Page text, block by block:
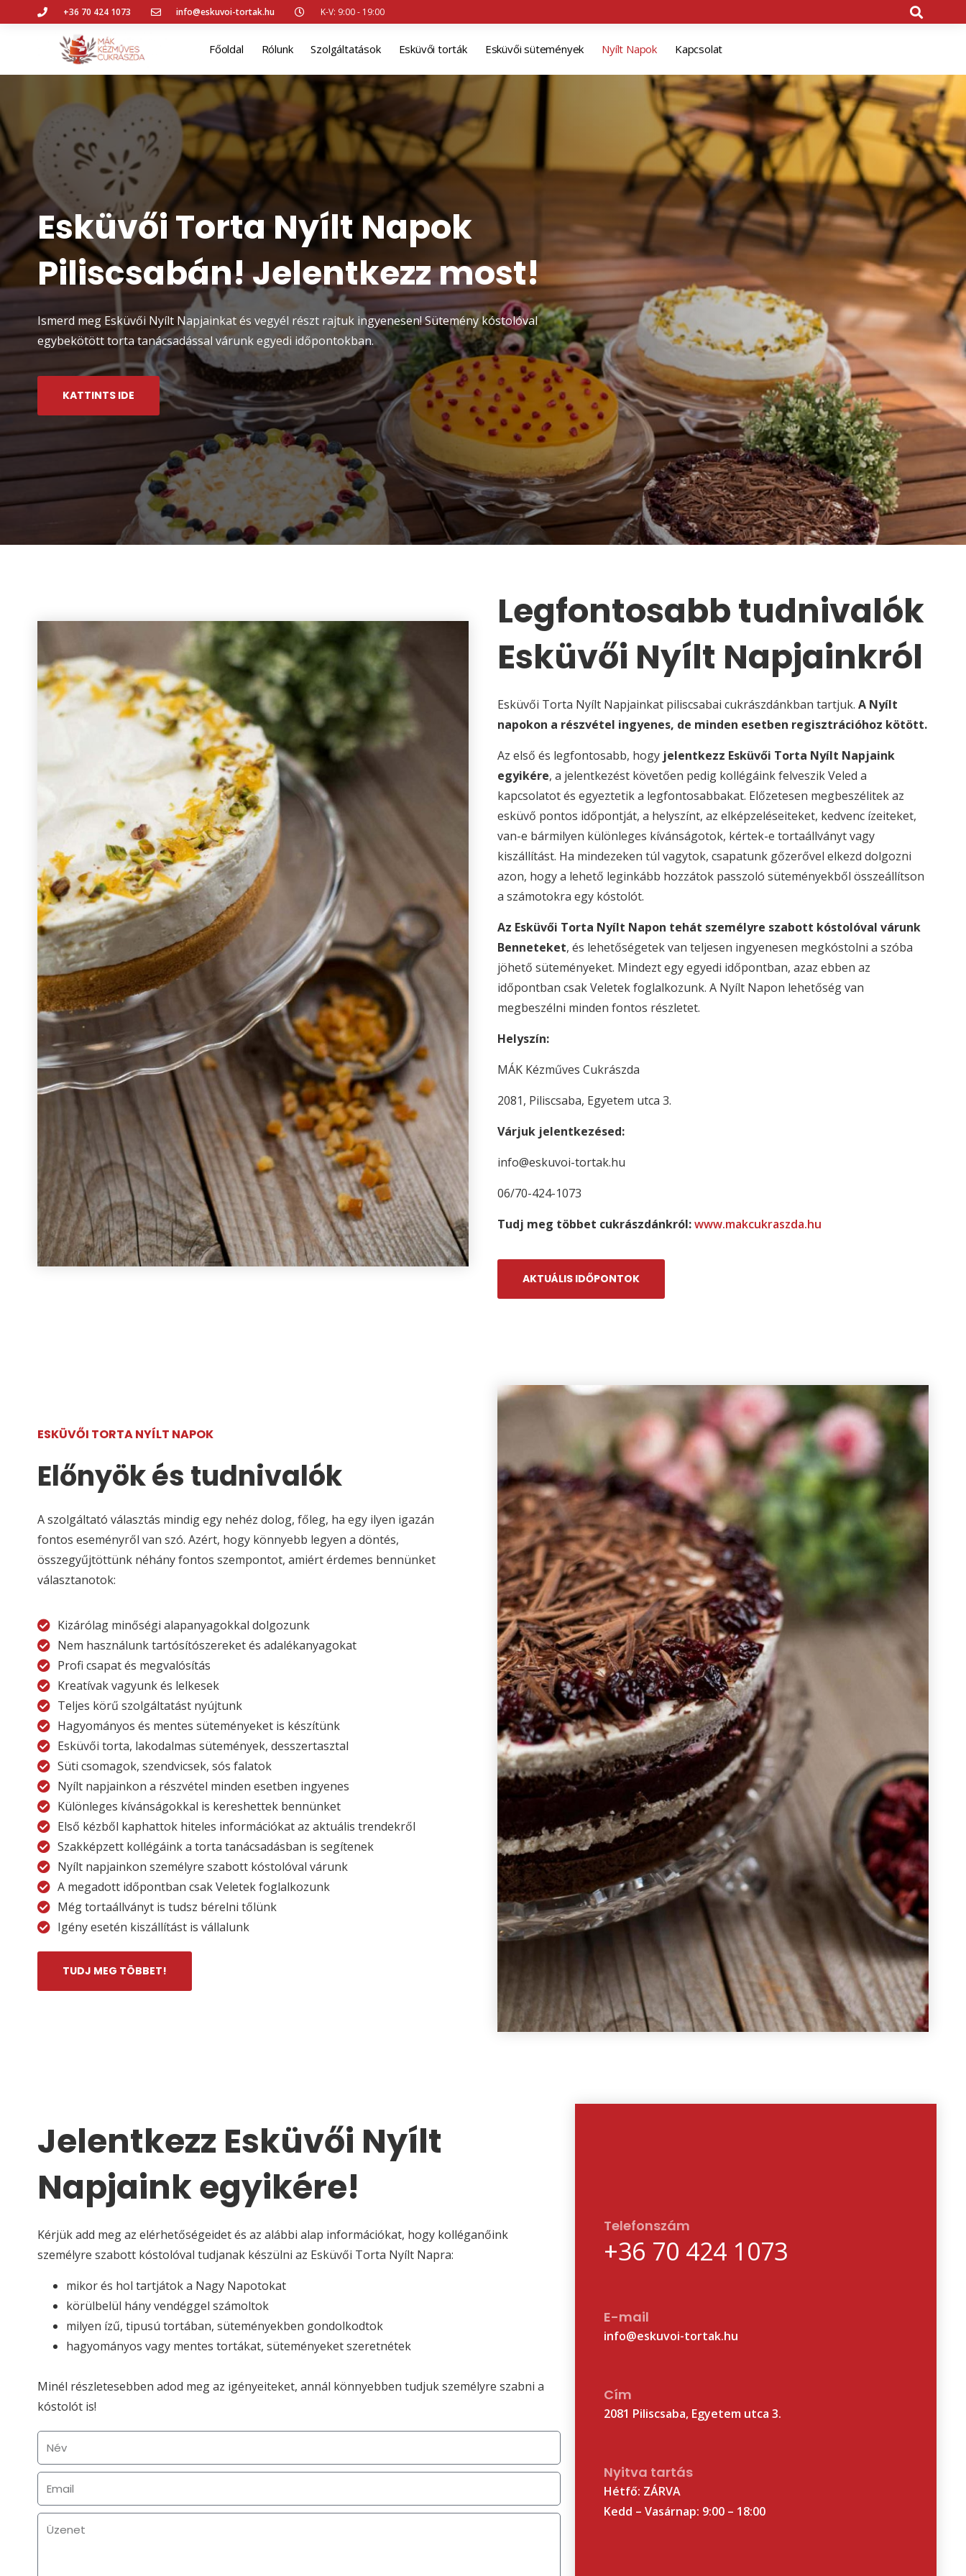
+36 70 424 1073 info@eskuvoi-tortak.hu K-V: 9:00 - 19:00
Főoldal Rólunk Szolgáltatások Esküvői torták Esküvői sütemények Nyílt Napok Kapcsolat
Esküvői Torta Nyílt Napok
Piliscsabán! Jelentkezz most!
Ismerd meg Esküvői Nyílt Napjainkat és vegyél részt rajtuk ingyenesen! Sütemény kóstolóval
egybekötött torta tanácsadással várunk egyedi időpontokban.
KATTINTS IDE
Legfontosabb tudnivalók
Esküvői Nyílt Napjainkról
Esküvői Torta Nyílt Napjainkat piliscsabai cukrászdánkban tartjuk. A Nyílt
napokon a részvétel ingyenes, de minden esetben regisztrációhoz kötött.
Az első és legfontosabb, hogy jelentkezz Esküvői Torta Nyílt Napjaink
egyikére, a jelentkezést követően pedig kollégáink felveszik Veled a
kapcsolatot és egyeztetik a legfontosabbakat. Előzetesen megbeszélitek az
esküvő pontos időpontját, a helyszínt, az elképzeléseiteket, kedvenc ízeiteket,
van-e bármilyen különleges kívánságotok, kértek-e tortaállványt vagy
kiszállítást. Ha mindezeken túl vagytok, csapatunk gőzerővel elkezd dolgozni
azon, hogy a lehető leginkább hozzátok passzoló süteményekből összeállítson
a számotokra egy kóstolót.
Az Esküvői Torta Nyílt Napon tehát személyre szabott kóstolóval várunk
Benneteket, és lehetőségetek van teljesen ingyenesen megkóstolni a szóba
jöhető süteményeket. Mindezt egy egyedi időpontban, azaz ebben az
időpontban csak Veletek foglalkozunk. A Nyílt Napon lehetőség van
megbeszélni minden fontos részletet.
Helyszín:
MÁK Kézműves Cukrászda
2081, Piliscsaba, Egyetem utca 3.
Várjuk jelentkezésed:
info@eskuvoi-tortak.hu
06/70-424-1073
Tudj meg többet cukrászdánkról:www.makcukraszda.hu
AKTUÁLIS IDŐPONTOK
ESKÜVŐI TORTA NYÍLT NAPOK
Előnyök és tudnivalók
A szolgáltató választás mindig egy nehéz dolog, főleg, ha egy ilyen igazán
fontos eseményről van szó. Azért, hogy könnyebb legyen a döntés,
összegyűjtöttünk néhány fontos szempontot, amiért érdemes bennünket
választanotok:
Kizárólag minőségi alapanyagokkal dolgozunk
Nem használunk tartósítószereket és adalékanyagokat
Profi csapat és megvalósítás
Kreatívak vagyunk és lelkesek
Teljes körű szolgáltatást nyújtunk
Hagyományos és mentes süteményeket is készítünk
Esküvői torta, lakodalmas sütemények, desszertasztal
Süti csomagok, szendvicsek, sós falatok
Nyílt napjainkon a részvétel minden esetben ingyenes
Különleges kívánságokkal is kereshettek bennünket
Első kézből kaphattok hiteles információkat az aktuális trendekről
Szakképzett kollégáink a torta tanácsadásban is segítenek
Nyílt napjainkon személyre szabott kóstolóval várunk
A megadott időpontban csak Veletek foglalkozunk
Még tortaállványt is tudsz bérelni tőlünk
Igény esetén kiszállítást is vállalunk
TUDJ MEG TÖBBET!
Jelentkezz Esküvői Nyílt
Napjaink egyikére!
Kérjük add meg az elérhetőségeidet és az alábbi alap információkat, hogy kolléganőink
személyre szabott kóstolóval tudjanak készülni az Esküvői Torta Nyílt Napra:
mikor és hol tartjátok a Nagy Napotokat
körülbelül hány vendéggel számoltok
milyen ízű, tipusú tortában, süteményekben gondolkodtok
hagyományos vagy mentes tortákat, süteményeket szeretnétek
Minél részletesebben adod meg az igényeiteket, annál könnyebben tudjuk személyre szabni a
kóstolót is!
Telefonszám
+36 70 424 1073
E-mail
info@eskuvoi-tortak.hu
Cím
2081 Piliscsaba, Egyetem utca 3.
Nyitva tartás
Hétfő: ZÁRVA
Kedd – Vasárnap: 9:00 – 18:00